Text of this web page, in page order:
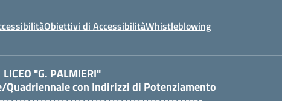
Obiettivi di AccessibilitàWhistleblowing
LICEO "G. PALMIERI"
Quadriennale con Indirizzi di Potenziamento